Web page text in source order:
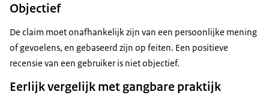
Objectief
De claim moet onafhankelijk zijn van een persoonlijke mening
of gevoelens, en gebaseerd zijn op feiten. Een positieve
recensie van een gebruiker is niet objectief.
Eerlijk vergelijk met gangbare praktijk